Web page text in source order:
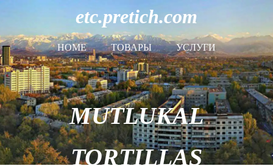
etc.pretich.com
HOME ТОВАРЫ УСЛУГИ
MUTLUKAL
TORTILLAS